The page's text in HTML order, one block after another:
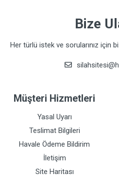
Bize
Her türlü istek ve sorularınız için
Müşteri Hizmetleri
Yasal Uyarı
Teslimat Bilgileri
Havale Ödeme Bildirim
İletişim
Site Haritası